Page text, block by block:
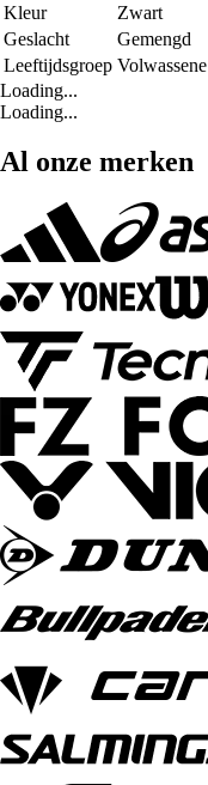
Kleur
Zwart
Geslacht
Gemengd
Leeftijdsgroep Volwassene
Loading...
Loading...
Al onze merken